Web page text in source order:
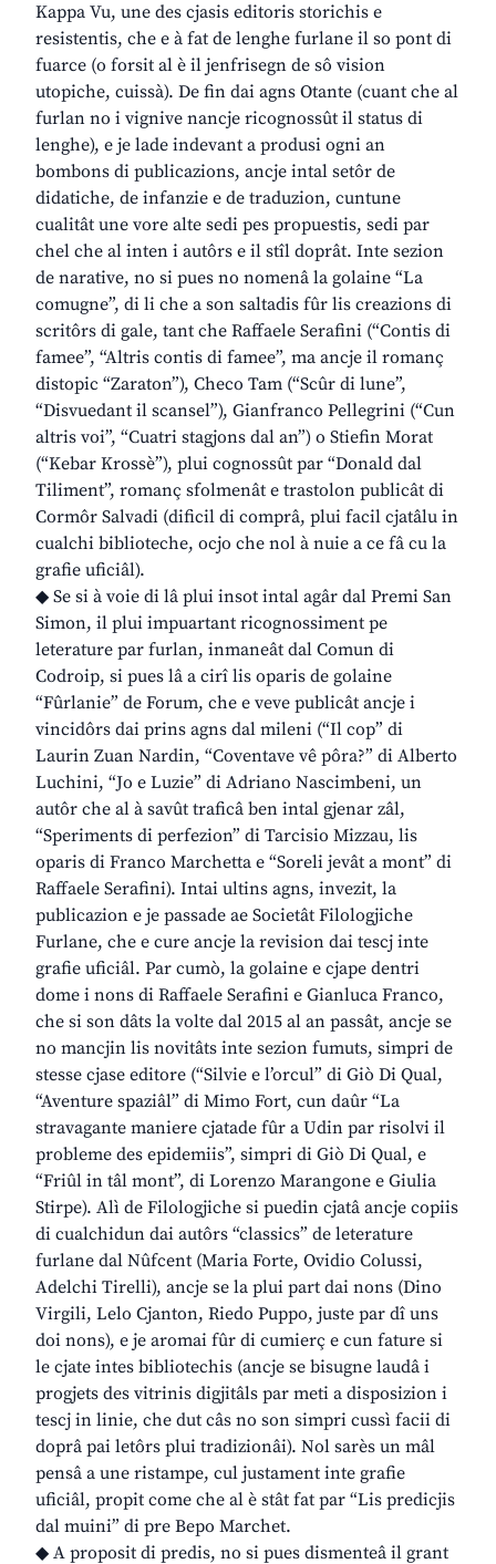
Kappa Vu, une des cjasis editoris storichis e
resistentis, che e à fat de lenghe furlane il so pont di
fuarce (o forsit al è il jenfrisegn de sô vision
utopiche, cuissà). De fin dai agns Otante (cuant che al
furlan no i vignive nancje ricognossût il status di
lenghe), e je lade indevant a produsi ogni an
bombons di publicazions, ancje intal setôr de
didatiche, de infanzie e de traduzion, cuntune
cualitât une vore alte sedi pes propuestis, sedi par
chel che al inten i autôrs e il stîl doprât. Inte sezion
de narative, no si pues no nomenâ la golaine “La
comugne”, di li che a son saltadis fûr lis creazions di
scritôrs di gale, tant che Raffaele Serafini (“Contis di
famee”, “Altris contis di famee”, ma ancje il romanç
distopic “Zaraton”), Checo Tam (“Scûr di lune”,
“Disvuedant il scansel”), Gianfranco Pellegrini (“Cun
altris voi”, “Cuatri stagjons dal an”) o Stiefin Morat
(“Kebar Krossè”), plui cognossût par “Donald dal
Tiliment”, romanç sfolmenât e trastolon publicât di
Cormôr Salvadi (dificil di comprâ, plui facil cjatâlu in
cualchi biblioteche, ocjo che nol à nuie a ce fâ cu la
grafie uficiâl).
◆ Se si à voie di lâ plui insot intal agâr dal Premi San
Simon, il plui impuartant ricognossiment pe
leterature par furlan, inmaneât dal Comun di
Codroip, si pues lâ a cirî lis oparis de golaine
“Fûrlanie” de Forum, che e veve publicât ancje i
vincidôrs dai prins agns dal mileni (“Il cop” di
Laurin Zuan Nardin, “Coventave vê pôra?” di Alberto
Luchini, “Jo e Luzie” di Adriano Nascimbeni, un
autôr che al à savût traficâ ben intal gjenar zâl,
“Speriments di perfezion” di Tarcisio Mizzau, lis
oparis di Franco Marchetta e “Soreli jevât a mont” di
Raffaele Serafini). Intai ultins agns, invezit, la
publicazion e je passade ae Societât Filologjiche
Furlane, che e cure ancje la revision dai tescj inte
grafie uficiâl. Par cumò, la golaine e cjape dentri
dome i nons di Raffaele Serafini e Gianluca Franco,
che si son dâts la volte dal 2015 al an passât, ancje se
no mancjin lis novitâts inte sezion fumuts, simpri de
stesse cjase editore (“Silvie e l’orcul” di Giò Di Qual,
“Aventure spaziâl” di Mimo Fort, cun daûr “La
stravagante maniere cjatade fûr a Udin par risolvi il
probleme des epidemiis”, simpri di Giò Di Qual, e
“Friûl in tâl mont”, di Lorenzo Marangone e Giulia
Stirpe). Alì de Filologjiche si puedin cjatâ ancje copiis
di cualchidun dai autôrs “classics” de leterature
furlane dal Nûfcent (Maria Forte, Ovidio Colussi,
Adelchi Tirelli), ancje se la plui part dai nons (Dino
Virgili, Lelo Cjanton, Riedo Puppo, juste par dî uns
doi nons), e je aromai fûr di cumierç e cun fature si
le cjate intes bibliotechis (ancje se bisugne laudâ i
progjets des vitrinis digjitâls par meti a disposizion i
tescj in linie, che dut câs no son simpri cussì facii di
doprâ pai letôrs plui tradizionâi). Nol sarès un mâl
pensâ a une ristampe, cul justament inte grafie
uficiâl, propit come che al è stât fat par “Lis predicjis
dal muini” di pre Bepo Marchet.
◆ A proposit di predis, no si pues dismenteâ il grant